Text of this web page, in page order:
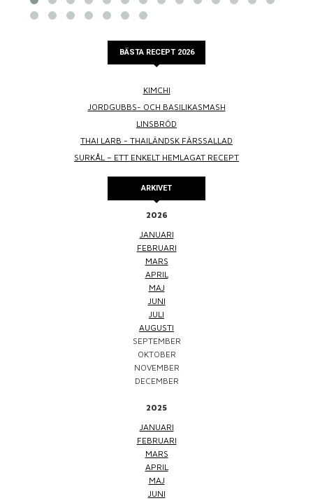
BÄSTA RECEPT 2026
KIMCHI
JORDGUBBS- OCH BASILIKASMASH
LINSBRÖD
THAI LARB - THAILÄNDSK FÄRSSALLAD
SURKÅL – ETT ENKELT HEMLAGAT RECEPT
ARKIVET
2026
JANUARI
FEBRUARI
MARS
APRIL
MAJ
JUNI
JULI
AUGUSTI
SEPTEMBER
OKTOBER
NOVEMBER
DECEMBER
2025
JANUARI
FEBRUARI
MARS
APRIL
MAJ
JUNI